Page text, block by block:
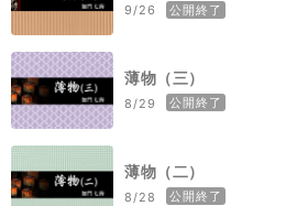
9/26 公開終了
薄物（三）
8/29 公開終了
薄物（二）
8/28 公開終了